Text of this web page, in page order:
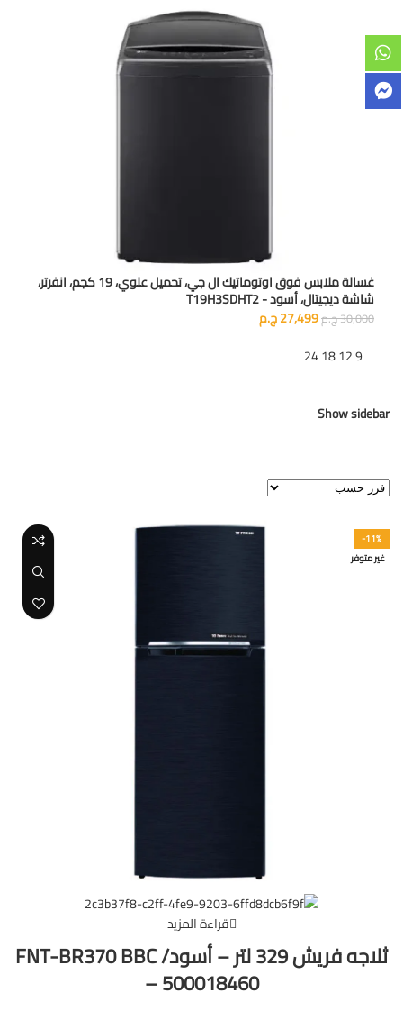
غسالة ملابس فوق اوتوماتيك ال جي، تحميل علوي، 19 كجم، انفرتر،
شاشة ديجيتال، أسود - T19H3SDHT2
30,000ج.م27,499ج.م
9
12
18
24
Show sidebar
-11%
غير متوفر
قراءة المزيد
ثلاجه فريش 329 لتر – أسود/ FNT-BR370 BBC
– 500018460